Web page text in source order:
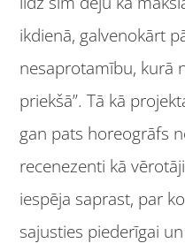
ikdienā, galvenokārt
nesaprotamību, kurā
priekšā”. Tā kā
gan pats horeogrāfs
recenezenti kā
iespēja saprast, par
sajusties piederīgai